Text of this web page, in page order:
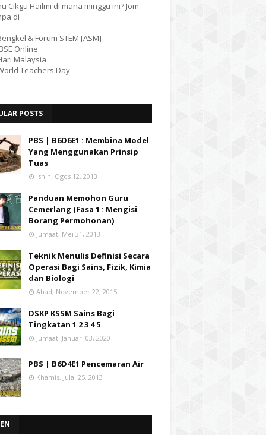
Cikgu Hailmi di mana minggu ini? Jom
di
& Forum STEM [ASM]
Online
Malaysia
Teachers Day
POSTS
PBS | B6D6E1 : Membina Model
Yang Menggunakan Prinsip
Tuas
Isnin, Ogos 12, 2013
Panduan Memohon Guru
Cemerlang (Fasa 1 : Mengisi
Borang Permohonan)
Jumaat, Mei 31, 2013
Teknik Menulis Definisi Secara
Operasi Bagi Sains, Fizik, Kimia
dan Biologi
Ahad, November 22, 2015
DSKP KSSM Sains Bagi
Tingkatan 1 2 3 4 5
Jumaat, Januari 03, 2020
PBS | B6D4E1 Pencemaran Air
Khamis, Julai 25, 2013